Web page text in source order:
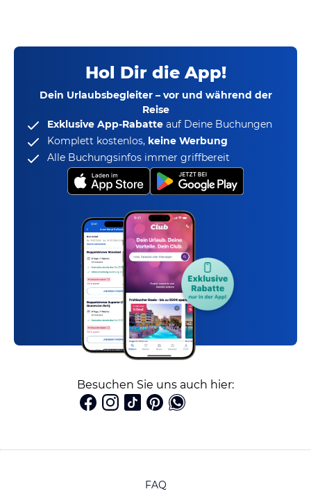
Hol Dir die App!
Dein Urlaubsbegleiter – vor und während der
Reise
Exklusive App-Rabatte auf Deine Buchungen
Komplett kostenlos, keine Werbung
Alle Buchungsinfos immer griffbereit
Besuchen Sie uns auch hier:
FAQ